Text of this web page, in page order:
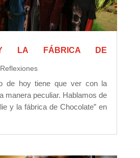
LA FÁBRICA DE
Reflexiones
de hoy tiene que ver con la
manera peculiar. Hablamos de
y la fábrica de Chocolate” en